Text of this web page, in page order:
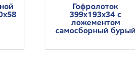
Гофролоток
399x193x34 с
ложементом
самосборный